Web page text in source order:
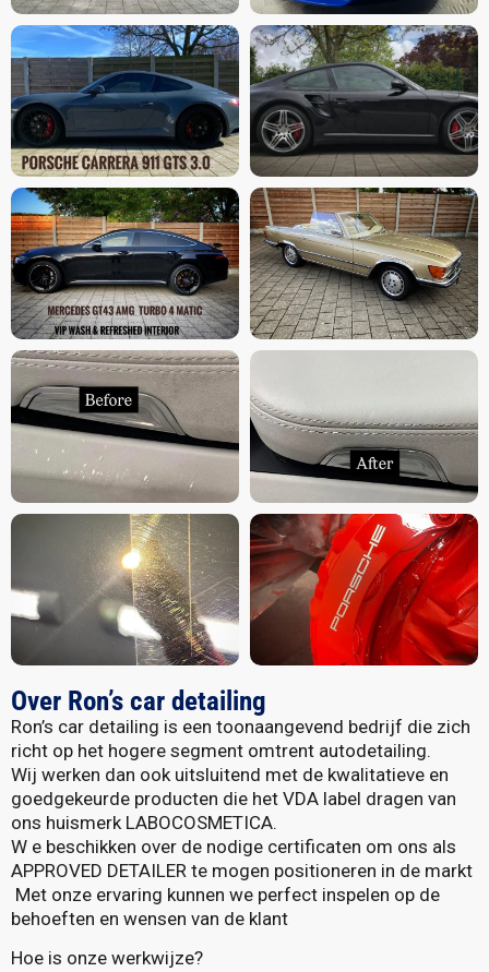
Over Ron’s car detailing
Ron’s car detailing is een toonaangevend bedrijf die zich
richt op het hogere segment omtrent autodetailing.
Wij werken dan ook uitsluitend met de kwalitatieve en
goedgekeurde producten die het VDA label dragen van
ons huismerk LABOCOSMETICA.
W e beschikken over de nodige certificaten om ons als
APPROVED DETAILER te mogen positioneren in de markt
Met onze ervaring kunnen we perfect inspelen op de
behoeften en wensen van de klant
Hoe is onze werkwijze?